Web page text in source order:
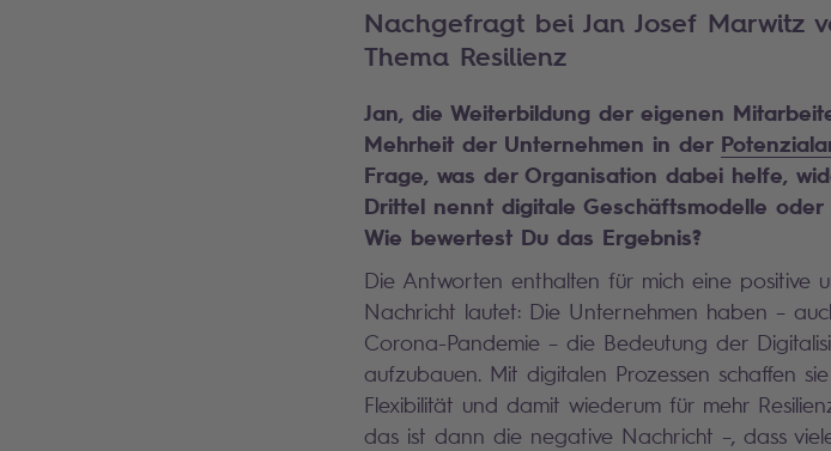
Nachgefragt bei Jan Josef Marwitz
Thema Resilienz
Jan, die Weiterbildung der eigenen
Mehrheit der Unternehmen in der
Frage, was der Organisation dabei helfe,
Drittel nennt digitale Geschäftsmodelle
Wie bewertest Du das Ergebnis?
Die Antworten enthalten für mich eine positive
Nachricht lautet: Die Unternehmen haben –
Corona-Pandemie – die Bedeutung der
aufzubauen. Mit digitalen Prozessen schaffen
Flexibilität und damit wiederum für mehr
das ist dann die negative Nachricht –, dass